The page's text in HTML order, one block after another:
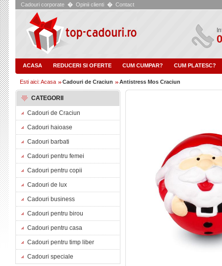
Cadouri corporate � Opinii clienti � Contact
ACASA REDUCERI SI OFERTE CUM CUMPAR? CUM PLATESC?
Esti aici: Acasa Cadouri de Craciun Antistress Mos Craciun
CATEGORII
Cadouri de Craciun
Cadouri haioase
Cadouri barbati
Cadouri pentru femei
Cadouri pentru copii
Cadouri de lux
Cadouri business
Cadouri pentru birou
Cadouri pentru casa
Cadouri pentru timp liber
Cadouri speciale